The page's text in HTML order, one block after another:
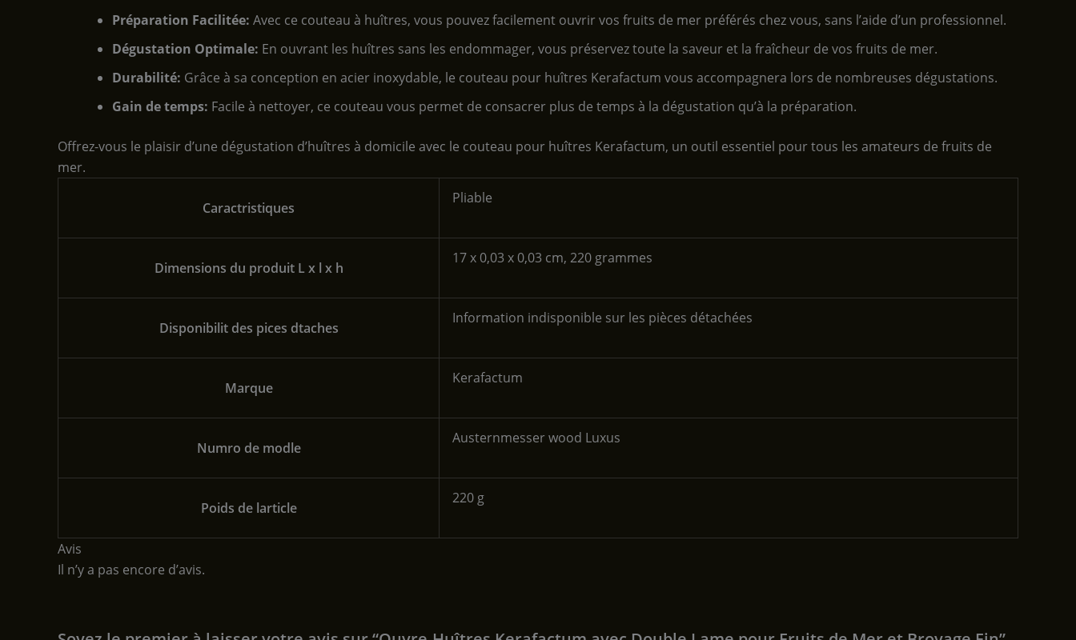
Préparation Facilitée: Avec ce couteau à huîtres, vous pouvez facilement ouvrir vos fruits de mer préférés chez vous, sans l’aide d’un professionnel.
Dégustation Optimale: En ouvrant les huîtres sans les endommager, vous préservez toute la saveur et la fraîcheur de vos fruits de mer.
Durabilité: Grâce à sa conception en acier inoxydable, le couteau pour huîtres Kerafactum vous accompagnera lors de nombreuses dégustations.
Gain de temps: Facile à nettoyer, ce couteau vous permet de consacrer plus de temps à la dégustation qu’à la préparation.
Offrez-vous le plaisir d’une dégustation d’huîtres à domicile avec le couteau pour huîtres Kerafactum, un outil essentiel pour tous les amateurs de fruits de
mer.
Caractristiques
‎Pliable
Dimensions du produit L x l x h
‎17 x 0,03 x 0,03 cm, 220 grammes
Disponibilit des pices dtaches
‎Information indisponible sur les pièces détachées
Marque
‎Kerafactum
Numro de modle
‎Austernmesser wood Luxus
Poids de larticle
‎220 g
Avis
Il n’y a pas encore d’avis.